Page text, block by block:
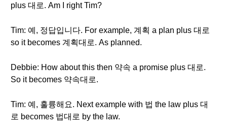
plus 대로. Am I right Tim?
Tim: 예, 정답입니다. For example, 계획 a plan plus 대로
so it becomes 계획대로. As planned.
Debbie: How about this then 약속 a promise plus 대로.
So it becomes 약속대로.
Tim: 예, 훌륭해요. Next example with 법 the law plus 대
로 becomes 법대로 by the law.